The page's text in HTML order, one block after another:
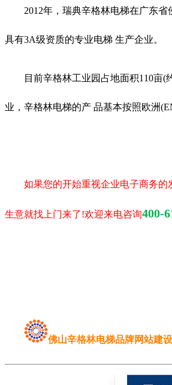
2012年，瑞典辛格林电梯在广东省
具有3A级资质的专业电梯 生产企业。
目前辛格林工业园占地面积110亩(约
业，辛格林电梯的产 品基本按照欧洲
如果您的开始重视企业电子商务的
生意就找上门来了!欢迎来电咨询400-
佛山辛格林电梯品牌网站建